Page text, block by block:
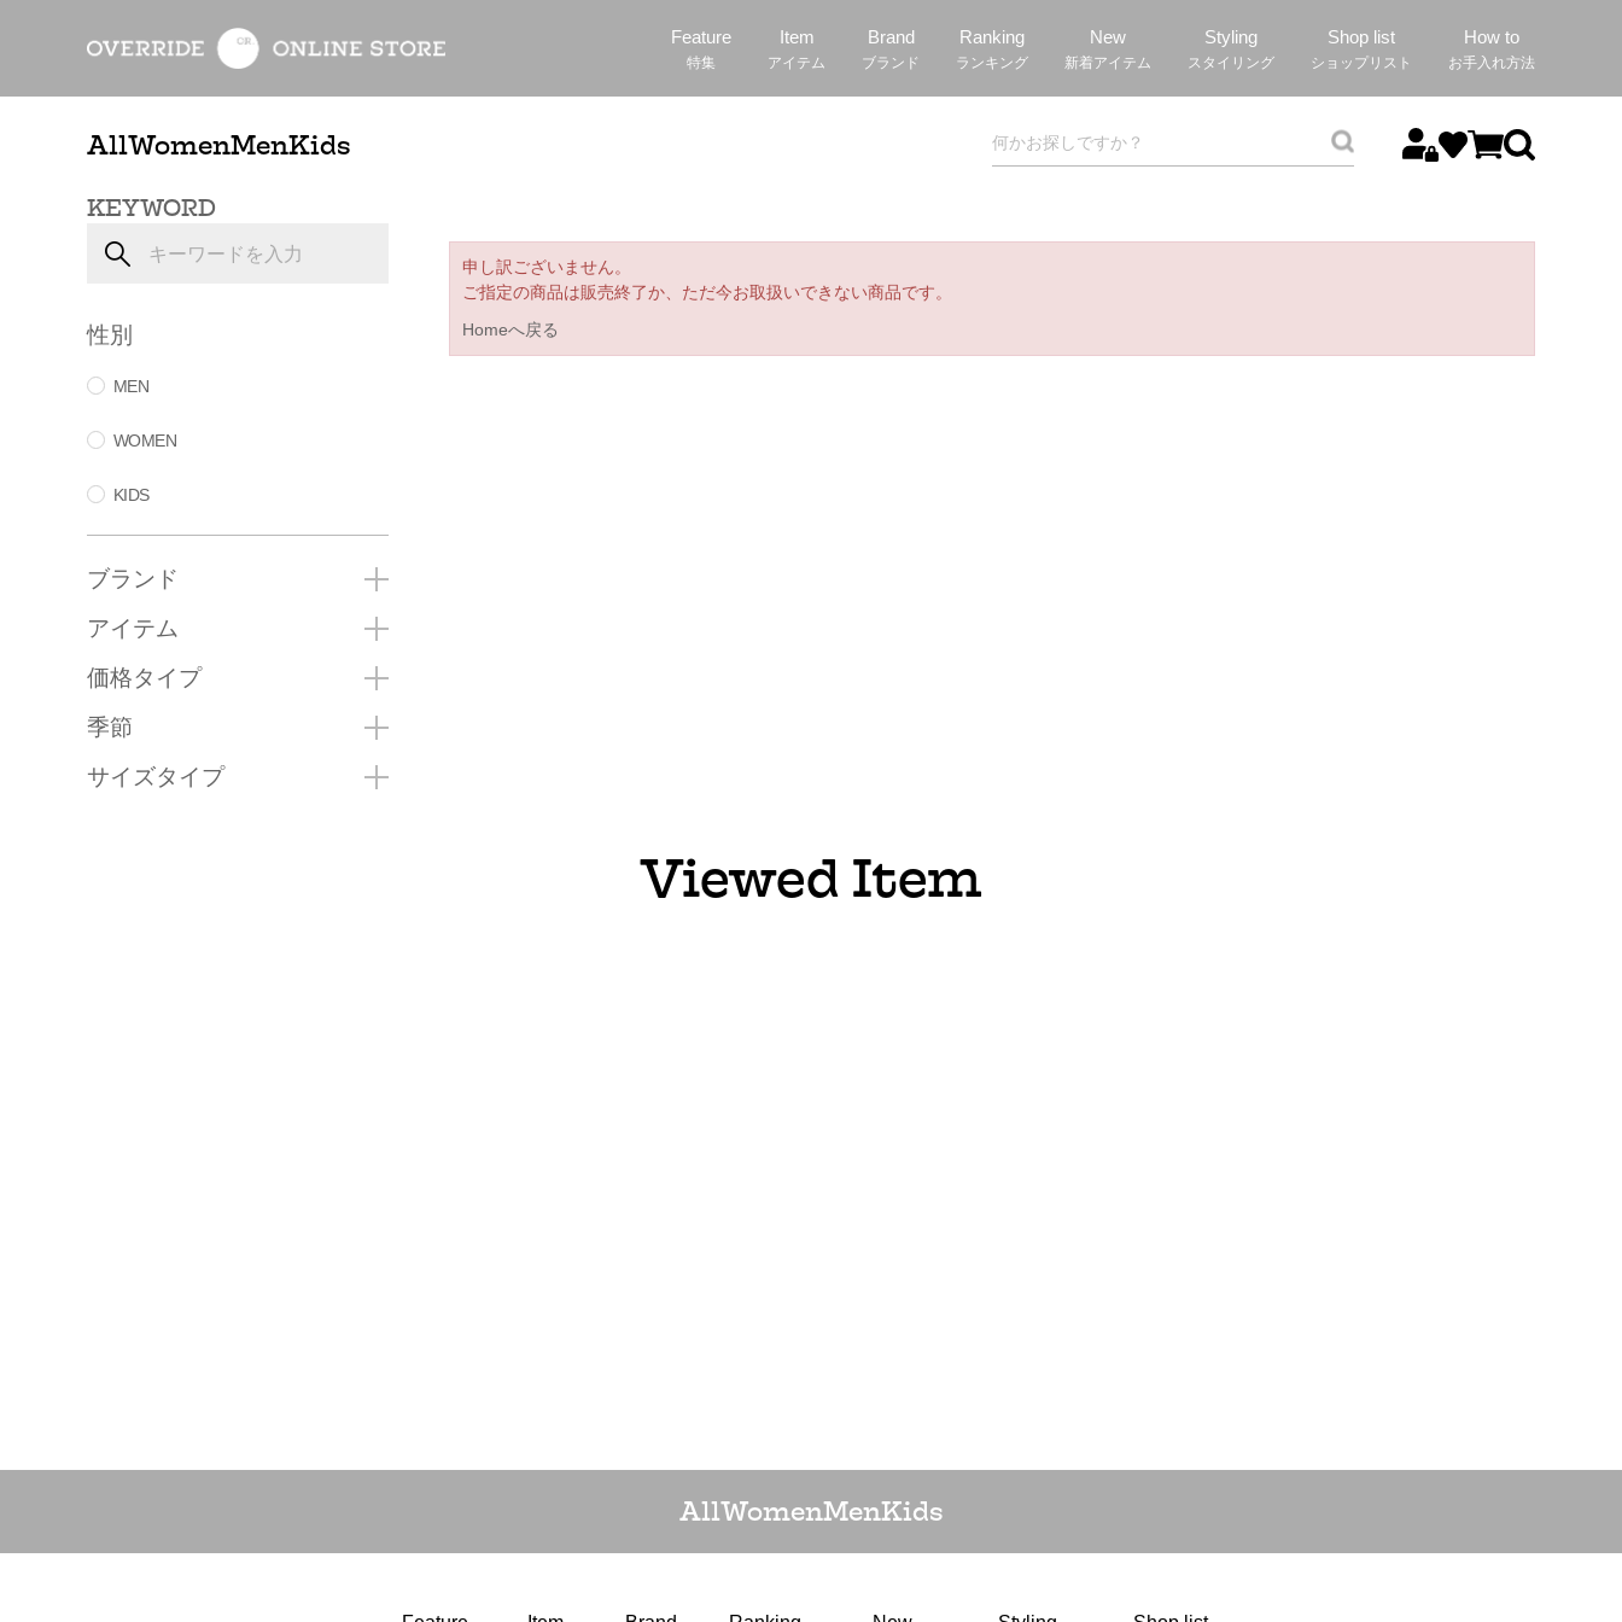
Feature
特集
Item
アイテム
Brand
ブランド
Ranking
ランキング
New
新着アイテム
Styling
スタイリング
Shop list
ショップリスト
How to
お手入れ方法
AllWomenMenKids
KEYWORD
性別
MEN
WOMEN
KIDS
ブランド
アイテム
価格タイプ
季節
サイズタイプ
申し訳ございません。
ご指定の商品は販売終了か、ただ今お取扱いできない商品です。
Homeへ戻る
Viewed Item
AllWomenMenKids